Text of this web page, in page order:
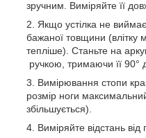
зручним. Виміряйте її
Якщо устілка не
бажаної товщини (влітку
тепліше). Станьте на
ручкою, тримаючи її 90°
Вимірювання стопи
розмір ноги
збільшується).
Виміряйте відстань